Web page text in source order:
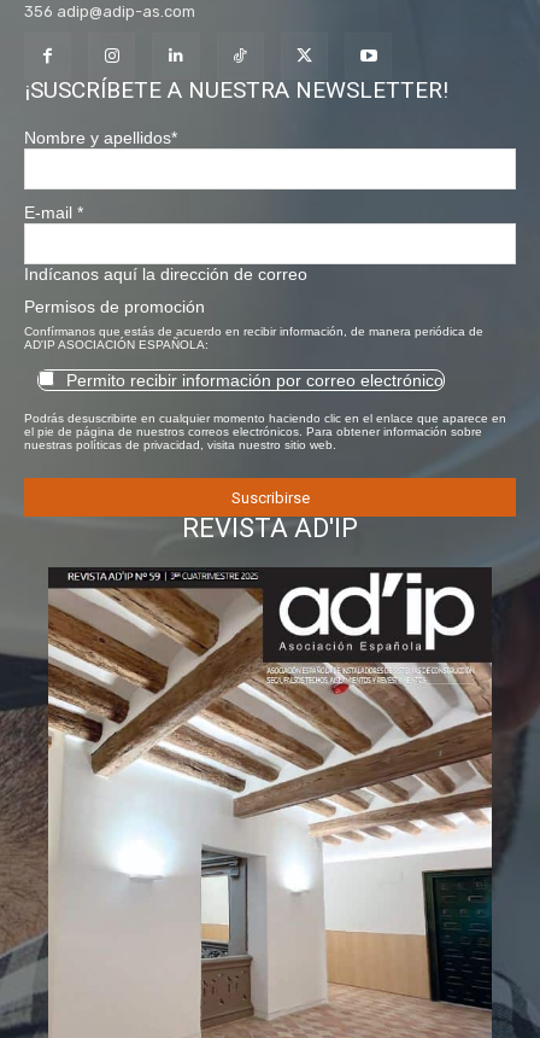
356 adip@adip-as.com
¡SUSCRÍBETE A NUESTRA NEWSLETTER!
Nombre y apellidos*
E-mail *
Indícanos aquí la dirección de correo
Permisos de promoción
Confírmanos que estás de acuerdo en recibir información, de manera periódica de
AD'IP ASOCIACIÓN ESPAÑOLA:
Permito recibir información por correo electrónico
Podrás desuscribirte en cualquier momento haciendo clic en el enlace que aparece en
el pie de página de nuestros correos electrónicos. Para obtener información sobre
nuestras políticas de privacidad, visita nuestro sitio web.
REVISTA AD'IP